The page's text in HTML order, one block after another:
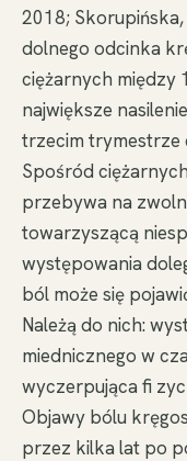
2018;
dolnego odcinka
ciężarnych między
największe
trzecim trymestrze
Spośród
przebywa na
towarzyszącą
występowania
ból może się
Należą do nich:
miednicznego w
wyczerpująca fi
Objawy bólu
przez kilka lat po